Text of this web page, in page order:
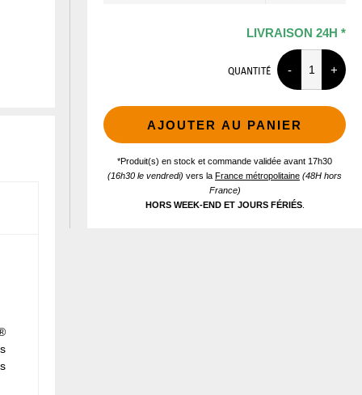
LIVRAISON 24H *
QUANTITÉ
AJOUTER AU PANIER
*Produit(s) en stock et commande validée avant 17h30
(16h30 le vendredi) vers la France métropolitaine (48H hors
France)
HORS WEEK-END ET JOURS FÉRIÉS.